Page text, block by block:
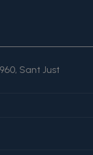
Sant Just
"Person",
}